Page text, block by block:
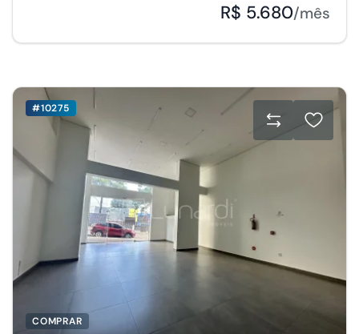
R$ 5.680/mês
#10275
COMPRAR